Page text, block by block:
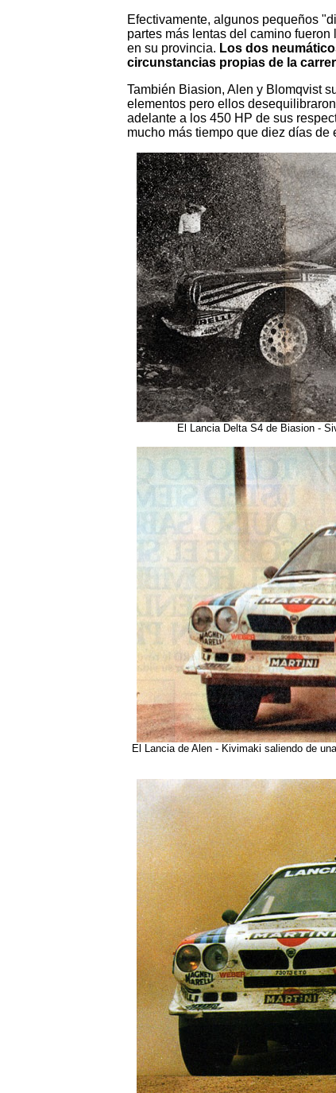
Efectivamente, algunos pequeños
partes más lentas del camino
en su provincia. Los dos
circunstancias propias de la
También Biasion, Alen y Blomqvist
elementos pero ellos
adelante a los 450 HP de sus
mucho más tiempo que diez días
El Lancia Delta S4 de Biasion -
El Lancia de Alen - Kivimaki saliendo de